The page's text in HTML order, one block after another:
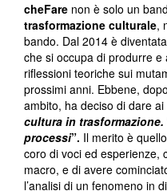
cheFare non è solo un
trasformazione culturale,
bando. Dal 2014 è
che si occupa di produrre
riflessioni teoriche sui
prossimi anni. Ebbene,
ambito, ha deciso di dare ai
cultura in trasformazione.
processi”. Il merito è
coro di voci ed esperienze,
macro, e di avere
l’analisi di un fenomeno in